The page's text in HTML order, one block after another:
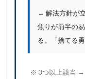
→ 解法方針が
焦りが前半の
る。「捨てる
※ 3つ以上該当 →